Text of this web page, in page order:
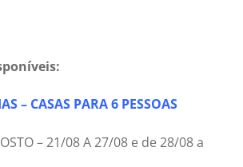
– CASAS PARA 6 PESSOAS
– 21/08 A 27/08 e de 28/08 a